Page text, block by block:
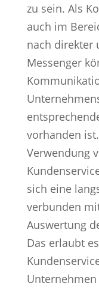
zu sein. Als
auch im
nach direkter
Messenger
vorhanden
Verwendung
sich eine
verbunden
Auswertung
Das erlaubt